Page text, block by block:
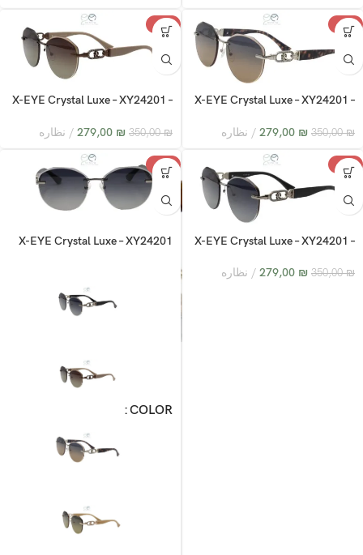
-20%
X-EYE Crystal Luxe – XY24201 –
350,00₪
279,00 ₪ نظاره
-20%
X-EYE Crystal Luxe – XY24201 –
350,00₪
279,00 ₪ نظاره
-20%
X-EYE Crystal Luxe – XY24201 –
350,00₪
279,00 ₪ نظاره
-20%
X-EYE Crystal Luxe – XY24201
COLOR